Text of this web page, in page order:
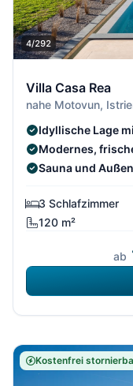
4/292
Villa Casa Rea
nahe Motovun,
Idyllische Lage
Modernes,
Sauna und
3 Schlafzimmer
120 m²
ab
Kostenfrei